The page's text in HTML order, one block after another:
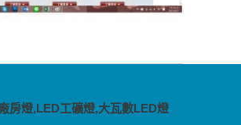
房燈,LED工礦燈,大瓦數LED燈